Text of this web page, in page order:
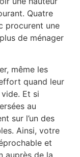
Quatre
procurent une
de ménager
même les
quand leur
Et si
au
sur l’un des
Ainsi, votre
et